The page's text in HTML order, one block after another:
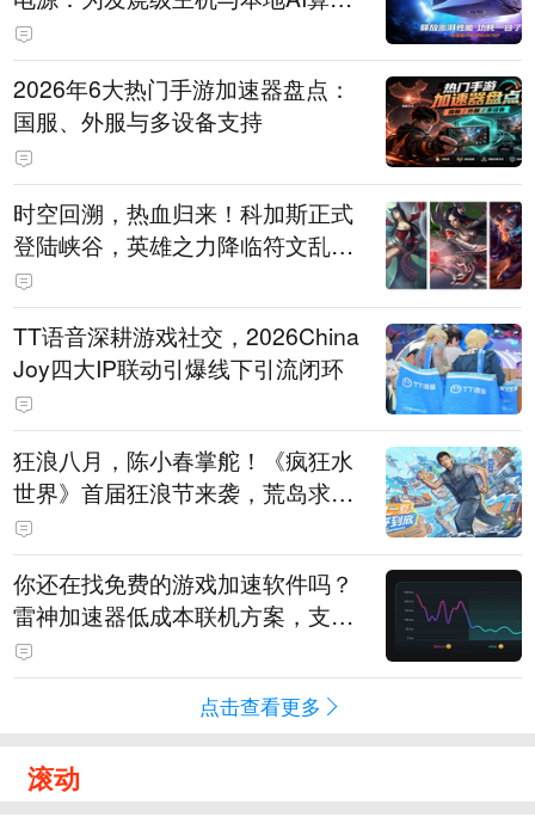
打造旗舰供电方案
2026年6大热门手游加速器盘点：
国服、外服与多设备支持
时空回溯，热血归来！科加斯正式
登陆峡谷，英雄之力降临符文乱
斗！
TT语音深耕游戏社交，2026China
Joy四大IP联动引爆线下引流闭环
狂浪八月，陈小春掌舵！《疯狂水
世界》首届狂浪节来袭，荒岛求生
直播即将开启
你还在找免费的游戏加速软件吗？
雷神加速器低成本联机方案，支持
免费试用
点击查看更多
滚动